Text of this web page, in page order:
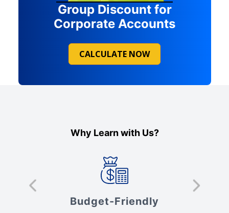
Group Discount for
Corporate Accounts
CALCULATE NOW
Why Learn with Us?
Budget-Friendly